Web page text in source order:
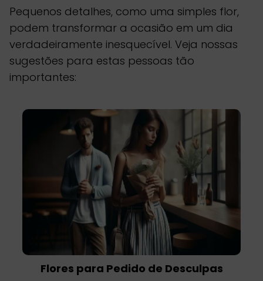
Pequenos detalhes, como uma simples flor,
podem transformar a ocasião em um dia
verdadeiramente inesquecível. Veja nossas
sugestões para estas pessoas tão
importantes:
Flores para Pedido de Desculpas